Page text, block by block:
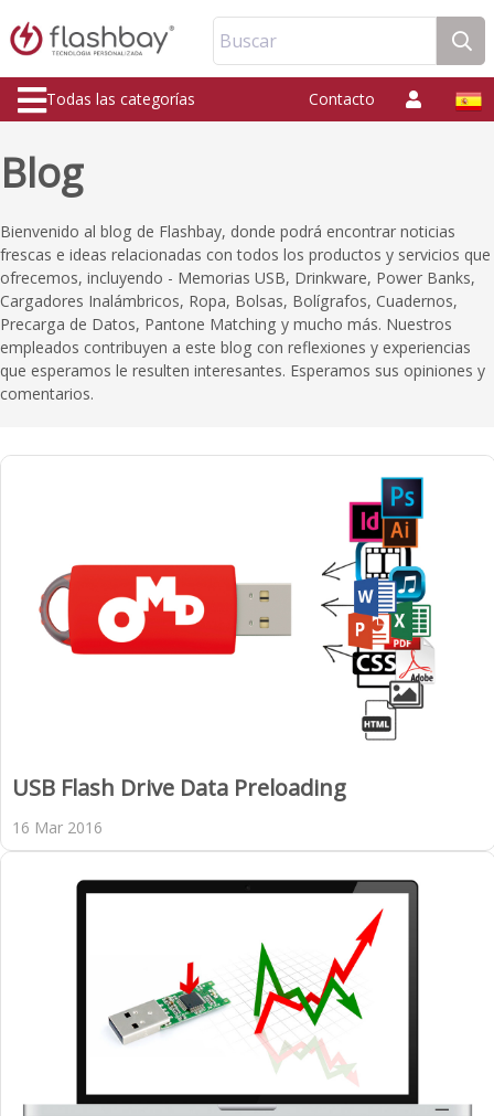
Buscar
Todas las categorías Contacto
Blog
Bienvenido al blog de Flashbay, donde podrá encontrar noticias
frescas e ideas relacionadas con todos los productos y servicios que
ofrecemos, incluyendo - Memorias USB, Drinkware, Power Banks,
Cargadores Inalámbricos, Ropa, Bolsas, Bolígrafos, Cuadernos,
Precarga de Datos, Pantone Matching y mucho más. Nuestros
empleados contribuyen a este blog con reflexiones y experiencias
que esperamos le resulten interesantes. Esperamos sus opiniones y
comentarios.
USB Flash Drive Data Preloading
16 Mar 2016